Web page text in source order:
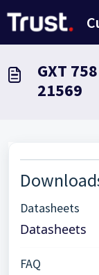
GXT
21569
Datasheets
Datasheets
FAQ